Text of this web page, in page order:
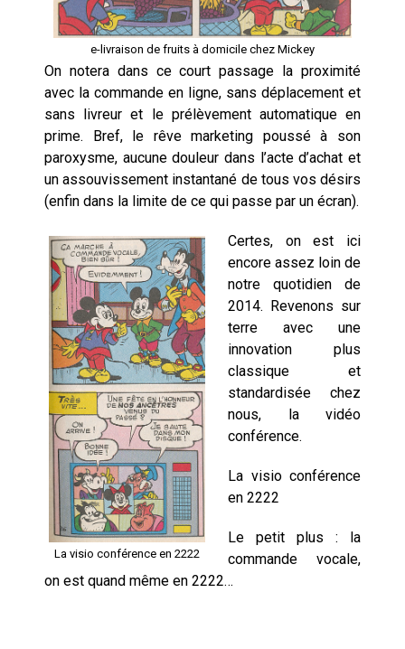
e-livraison de fruits à domicile chez Mickey
On notera dans ce court passage la proximité
avec la commande en ligne, sans déplacement et
sans livreur et le prélèvement automatique en
prime. Bref, le rêve marketing poussé à son
paroxysme, aucune douleur dans l’acte d’achat et
un assouvissement instantané de tous vos désirs
(enfin dans la limite de ce qui passe par un écran).
La visio conférence en 2222
Certes, on est ici
encore assez loin de
notre quotidien de
2014. Revenons sur
terre avec une
innovation plus
classique et
standardisée chez
nous, la vidéo
conférence.
La visio conférence
en 2222
Le petit plus : la
commande vocale,
on est quand même en 2222…